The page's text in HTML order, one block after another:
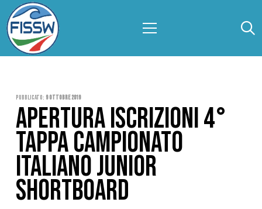
Pubblicato: 9 Ottobre 2019
APERTURA ISCRIZIONI 4°
TAPPA CAMPIONATO
ITALIANO JUNIOR
SHORTBOARD